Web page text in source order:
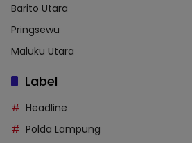
Barito Utara
Pringsewu
Maluku Utara
Label
Headline
Polda Lampung